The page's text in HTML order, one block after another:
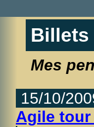
Billets
Mes
15/10/
Agile